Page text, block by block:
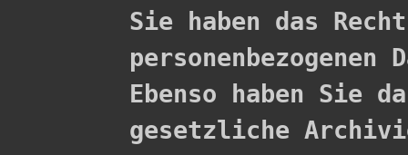
Sie haben das
Ebenso haben Sie
gesetzliche